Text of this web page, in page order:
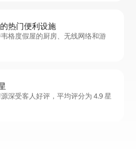
热门便利设施
格度假屋的厨房、无线网络和游
深受客人好评，平均评分为 4.9 星